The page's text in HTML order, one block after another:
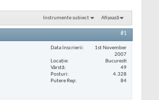
Instrumente subiect Afișează
#1
Data înscrierii
1st November
2007
Locaţie
Bucuresti
Vârstă
49
Posturi
4.328
Putere Rep
84